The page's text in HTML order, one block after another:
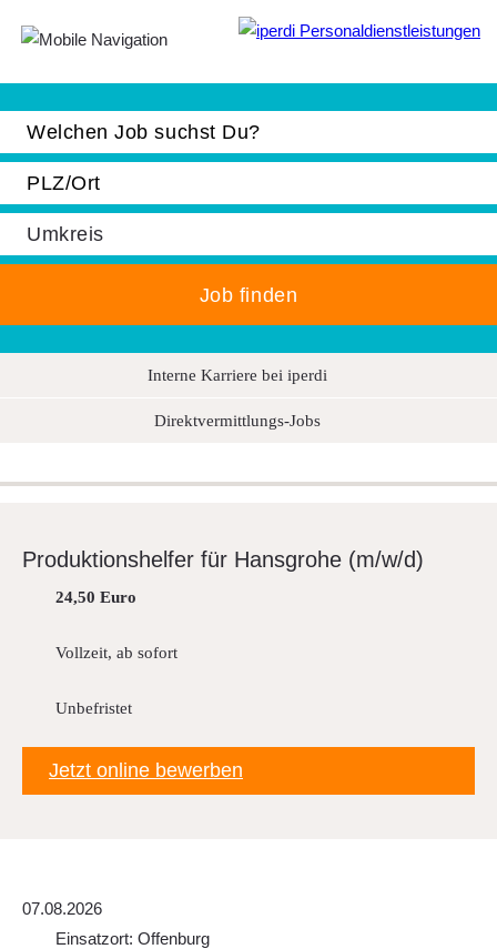
Interne Karriere bei iperdi
Direktvermittlungs-Jobs
Produk­ti­ons­helfer für Hansgrohe (m/w/d)
24,50 Euro
Vollzeit, ab sofort
Unbefristet
Jetzt online bewerben
07.08.2026
Einsatzort: Offenburg
Jobbörse
Bewerber
Unternehmen
Über iperdi
AGB
Sitemap